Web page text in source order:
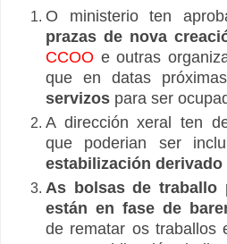
O ministerio ten
prazas de nova
CCOO e outras
que en datas
servizos para ser
A dirección xeral ten
que poderian ser
estabilización derivado
As bolsas de traballo
están en fase de
de rematar os traballos